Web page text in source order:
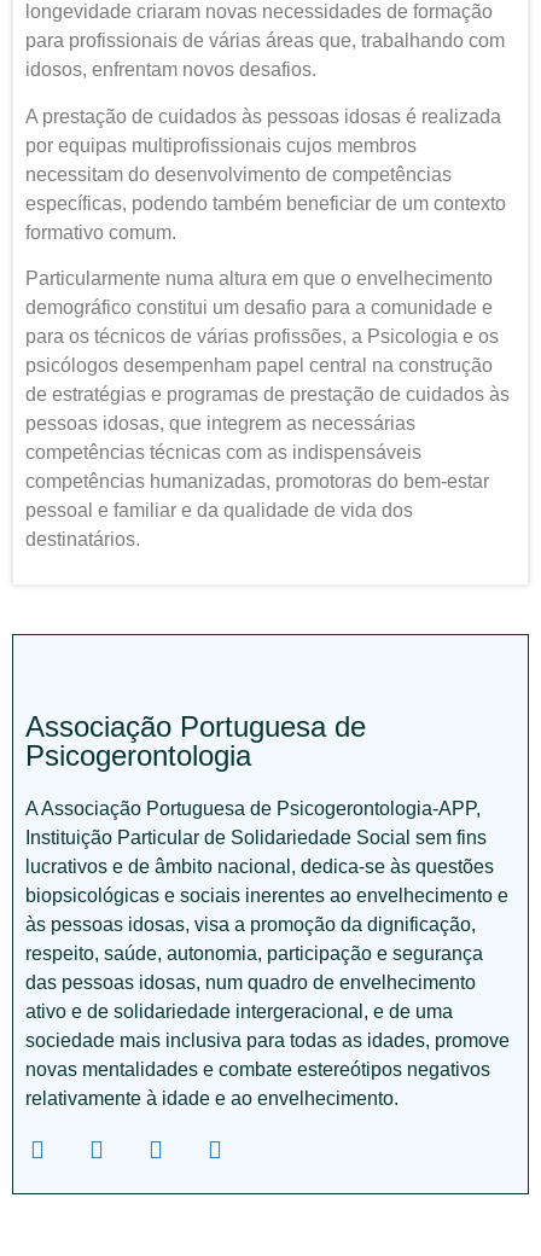
longevidade criaram novas necessidades de formação
para profissionais de várias áreas que, trabalhando com
idosos, enfrentam novos desafios.
A prestação de cuidados às pessoas idosas é realizada
por equipas multiprofissionais cujos membros
necessitam do desenvolvimento de competências
específicas, podendo também beneficiar de um contexto
formativo comum.
Particularmente numa altura em que o envelhecimento
demográfico constitui um desafio para a comunidade e
para os técnicos de várias profissões, a Psicologia e os
psicólogos desempenham papel central na construção
de estratégias e programas de prestação de cuidados às
pessoas idosas, que integrem as necessárias
competências técnicas com as indispensáveis
competências humanizadas, promotoras do bem-estar
pessoal e familiar e da qualidade de vida dos
destinatários.
Associação Portuguesa de
Psicogerontologia
A Associação Portuguesa de Psicogerontologia-APP,
Instituição Particular de Solidariedade Social sem fins
lucrativos e de âmbito nacional, dedica-se às questões
biopsicológicas e sociais inerentes ao envelhecimento e
às pessoas idosas, visa a promoção da dignificação,
respeito, saúde, autonomia, participação e segurança
das pessoas idosas, num quadro de envelhecimento
ativo e de solidariedade intergeracional, e de uma
sociedade mais inclusiva para todas as idades, promove
novas mentalidades e combate estereótipos negativos
relativamente à idade e ao envelhecimento.